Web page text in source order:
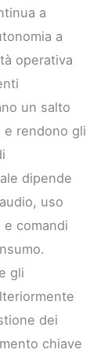
a
a
operativa
un salto
rendono gli
dipende
uso
comandi
gli
dei
chiave